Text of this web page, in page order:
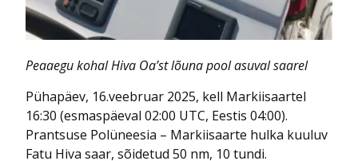
Peaaegu kohal Hiva Oa’st lõuna pool asuval saarel
Pühapäev, 16.veebruar 2025, kell Markiisaartel
16:30 (esmaspäeval 02:00 UTC, Eestis 04:00).
Prantsuse Polüneesia – Markiisaarte hulka kuuluv
Fatu Hiva saar, sõidetud 50 nm, 10 tundi.